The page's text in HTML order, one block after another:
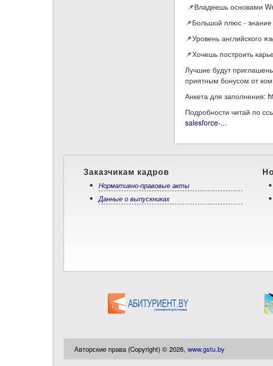
📌Владеешь основами
📌Большой плюс -
📌Уровень английского
📌Хочешь построить
Лучшие будут
приятным бонусом от
Анкета для заполнения:
Подробности читай по
salesforce-...
Заказчикам кадров
Нормативно-правовые акты
Данные о выпускниках
Авторские права (Copyright) © 2026, www.gstu.by